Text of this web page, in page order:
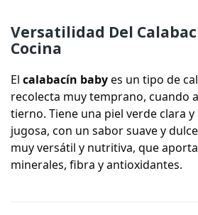
Versatilidad Del
Cocina
El calabacín babyes un tipo de
recolecta muy temprano, cuando
tierno. Tiene una piel verde clara
jugosa, con un sabor suave y
muy versátil y nutritiva, que
minerales, fibra y antioxidantes.